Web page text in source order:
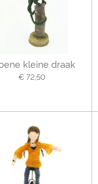
kleine draak
€ 72,50